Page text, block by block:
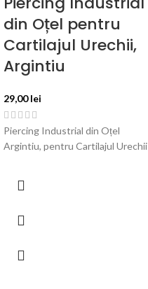
din Oțel pentru
Cartilajul Urechii,
Argintiu
29,00lei
Piercing Industrial din Oțel
Argintiu, pentru Cartilajul Urechii